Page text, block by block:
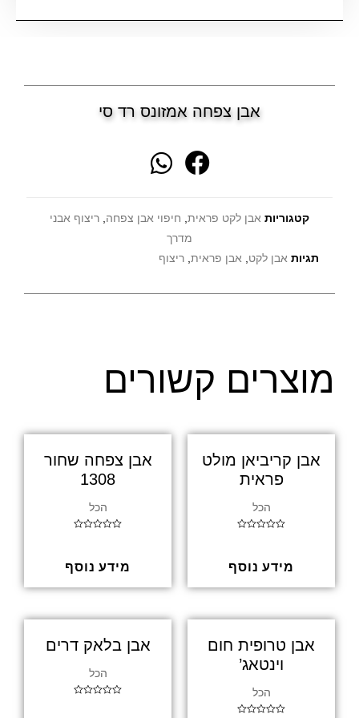
אבן צפחה אמזונס רד סי
קטגוריות אבן לקט פראית, חיפוי אבן צפחה, ריצוף אבני
מדרך
תגיות אבן לקט, אבן פראית, ריצוף
מוצרים קשורים
אבן קריביאן מולט
פראית
הכל
ג
0
ת
5
מידע נוסף
אבן צפחה שחור
1308
הכל
ג
0
ת
5
מידע נוסף
אבן טרופית חום
וינטאג’
הכל
אבן בלאק דרים
הכל